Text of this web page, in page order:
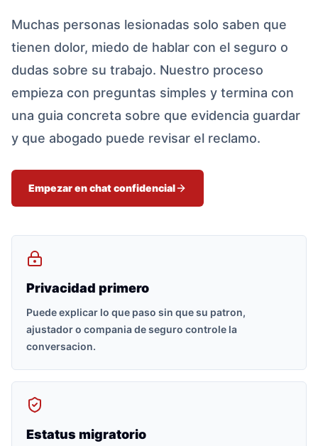
Muchas personas lesionadas solo saben que
tienen dolor, miedo de hablar con el seguro o
dudas sobre su trabajo. Nuestro proceso
empieza con preguntas simples y termina con
una guia concreta sobre que evidencia guardar
y que abogado puede revisar el reclamo.
Empezar en chat confidencial
Privacidad primero
Puede explicar lo que paso sin que su patron,
ajustador o compania de seguro controle la
conversacion.
Estatus migratorio